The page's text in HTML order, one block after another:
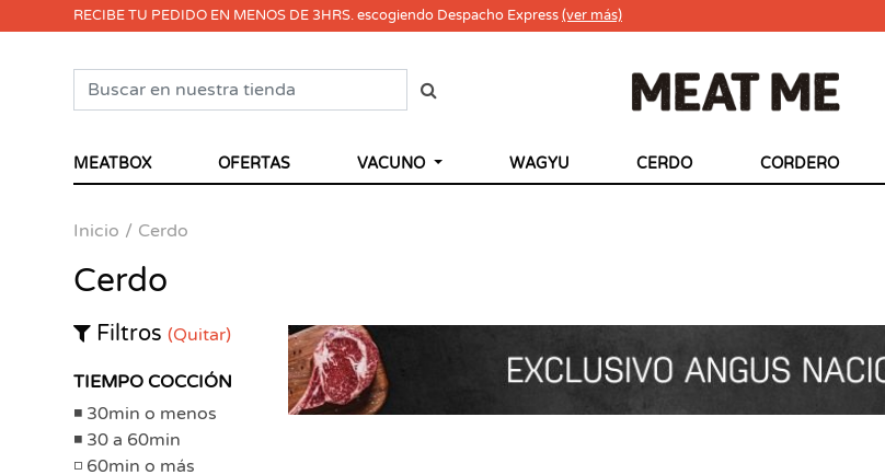
RECIBE TU PEDIDO EN MENOS DE 3HRS. escogiendo Despacho Express(ver más)
MEATBOX OFERTAS VACUNO WAGYU CERDO CORDERO
Inicio Cerdo
Cerdo
Filtros (Quitar)
TIEMPO COCCIÓN
30min o menos
30 a 60min
60min o más